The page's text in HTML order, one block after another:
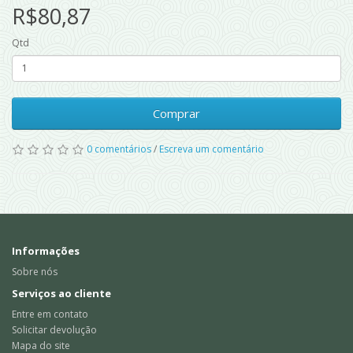
R$80,87
Qtd
Comprar
0 comentários/Escreva um comentário
Informações
Sobre nós
Serviços ao cliente
Entre em contato
Solicitar devolução
Mapa do site